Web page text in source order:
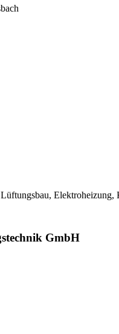
GmbH